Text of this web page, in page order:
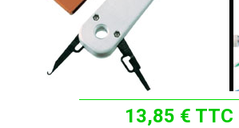
13,85 € TTC